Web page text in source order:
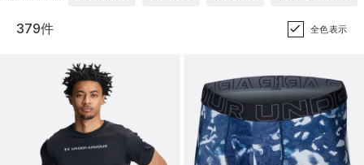
379件 全色表示